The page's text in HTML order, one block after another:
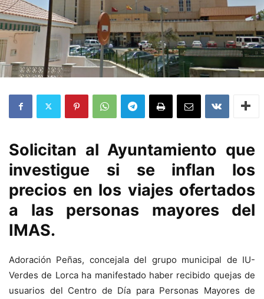
Solicitan al Ayuntamiento que
investigue si se inflan los
precios en los viajes ofertados
a las personas mayores del
IMAS.
Adoración Peñas, concejala del grupo municipal de IU-
Verdes de Lorca ha manifestado haber recibido quejas de
usuarios del Centro de Día para Personas Mayores de